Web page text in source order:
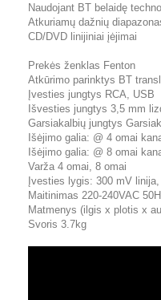
Naudojant BT belaidę
Atkuriamų dažnių
CD/DVD linijiniai įėjimai
Prekės ženklas Fenton
Atkūrimo parinktys BT
Įvesties jungtys RCA, USB
Išvesties jungtys 3,5 mm
Garsiakalbių jungtys
Išėjimo galia: @ 4 omai
Išėjimo galia: @ 8 omai
Varža 4 omai, 8 omai
Įvesties lygis: 300 mV
Maitinimas 220-240VAC
Matmenys (ilgis x plotis x
Svoris 3.7kg